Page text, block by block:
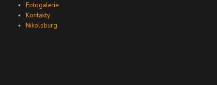
Fotogalerie
Kontakty
Nikolsburg